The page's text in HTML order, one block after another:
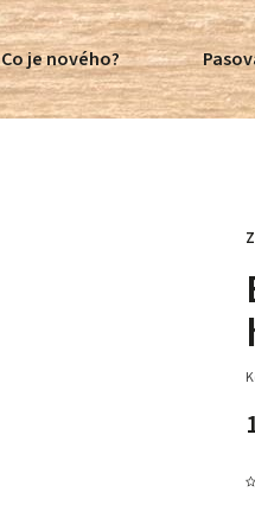
Co je nového?